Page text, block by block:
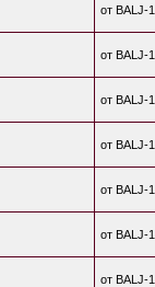
от BALJ-
от BALJ-
от BALJ-
от BALJ-
от BALJ-
от BALJ-
от BALJ-